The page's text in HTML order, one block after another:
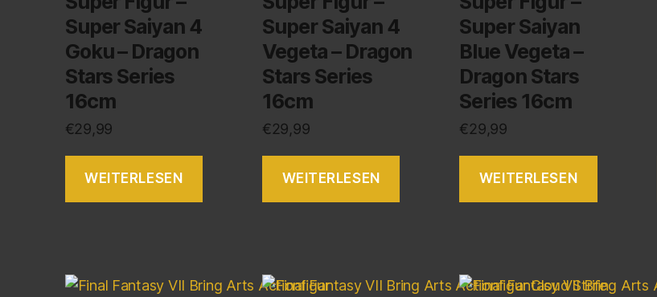
Super Saiyan 4
Goku – Dragon
Stars Series
16cm
€29,99
WEITERLESEN
Super Saiyan 4
Vegeta – Dragon
Stars Series
16cm
€29,99
WEITERLESEN
Super Saiyan
Blue Vegeta –
Dragon Stars
Series 16cm
€29,99
WEITERLESEN